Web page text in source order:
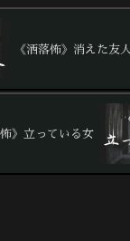
《洒落怖》消えた友人
怖》立っている女